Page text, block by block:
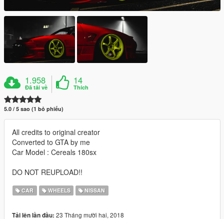
1.958
Đã tải về
14
Thích
5.0 / 5 sao (1 bỏ phiếu)
All credits to original creator
Converted to GTA by me
Car Model : Cereals 180sx
DO NOT REUPLOAD!!
CAR WHEELS NISSAN
Tải lên lần đầu: 23 Tháng mười hai, 2018